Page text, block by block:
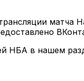
матча
НБА в нашем